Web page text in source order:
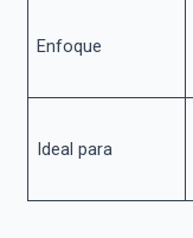
Enfoque
Ideal para